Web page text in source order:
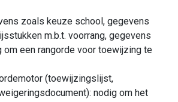
zoals keuze school, gegevens
m.b.t. voorrang, gegevens
om een rangorde voor toewijzing te
(toewijzingslijst,
nodig om het